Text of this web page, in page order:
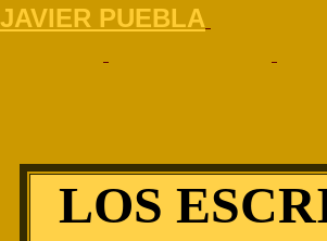
JAVIER PUEBLA
LOS